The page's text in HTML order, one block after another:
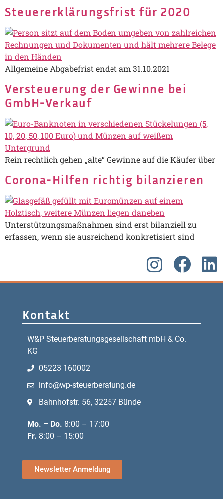
Steuererklärungsfrist für 2020
Allgemeine Abgabefrist endet am 31.10.2021
Versteuerung der Gewinne bei
GmbH-Verkauf
Rein rechtlich gehen „alte“ Gewinne auf die Käufer über
Corona-Hilfen richtig bilanzieren
Unterstützungsmaßnahmen sind erst bilanziell zu
erfassen, wenn sie ausreichend konkretisiert sind
Kontakt
W&P Steuerberatungsgesellschaft mbH & Co.
KG
05223 160002
info@wp-steuerberatung.de
Bahnhofstr. 56, 32257 Bünde
Mo. – Do. 8:00 – 17:00
Fr. 8:00 – 15:00
Newsletter Anmeldung